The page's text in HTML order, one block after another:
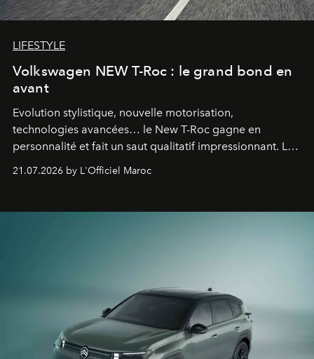
LIFESTYLE
Volkswagen NEW T-Roc : le grand bond en
avant
Evolution stylistique, nouvelle motorisation,
technologies avancées… le New T-Roc gagne en
personnalité et fait un saut qualitatif impressionnant. Le
fétiche pour le rendre plus premium. Et le pari semble
21.07.2026 by L'Officiel Maroc